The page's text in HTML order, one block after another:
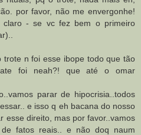
por favor, não me envergonhe!
- se vc fez bem o primeiro
trote n foi esse ibope todo que tão
foi neah?! que até o omar
parar de hipocrisia..todos
e isso q eh bacana do nosso
esse direito, mas por favor..vamos
fatos reais.. e não doq naum